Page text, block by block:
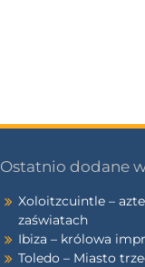
Ostatnio dodane
Xoloitzcuintle –
zaświatach
Ibiza – królowa
Toledo – Miasto